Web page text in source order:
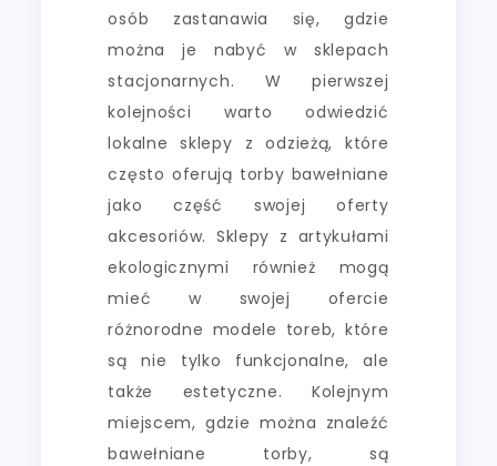
osób zastanawia się, gdzie
można je nabyć w sklepach
stacjonarnych. W pierwszej
kolejności warto odwiedzić
lokalne sklepy z odzieżą, które
często oferują torby bawełniane
jako część swojej oferty
akcesoriów. Sklepy z artykułami
ekologicznymi również mogą
mieć w swojej ofercie
różnorodne modele toreb, które
są nie tylko funkcjonalne, ale
także estetyczne. Kolejnym
miejscem, gdzie można znaleźć
bawełniane torby, są